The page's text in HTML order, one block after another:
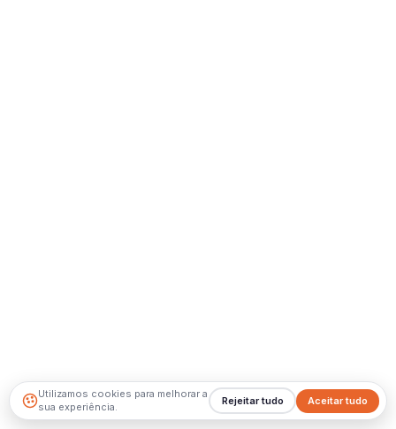
Utilizamos cookies para melhorar a
sua experiência.
Aceitar tudo
Rejeitar tudo